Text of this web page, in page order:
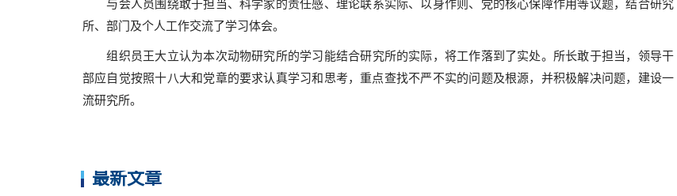
与会人员围绕敢于担当、科学家的责任感、理论联系实际、以身作则、党的核心保障作用等议题，结合研究
所、部门及个人工作交流了学习体会。
组织员王大立认为本次动物研究所的学习能结合研究所的实际，将工作落到了实处。所长敢于担当，领导干
部应自觉按照十八大和党章的要求认真学习和思考，重点查找不严不实的问题及根源，并积极解决问题，建设一
流研究所。
最新文章